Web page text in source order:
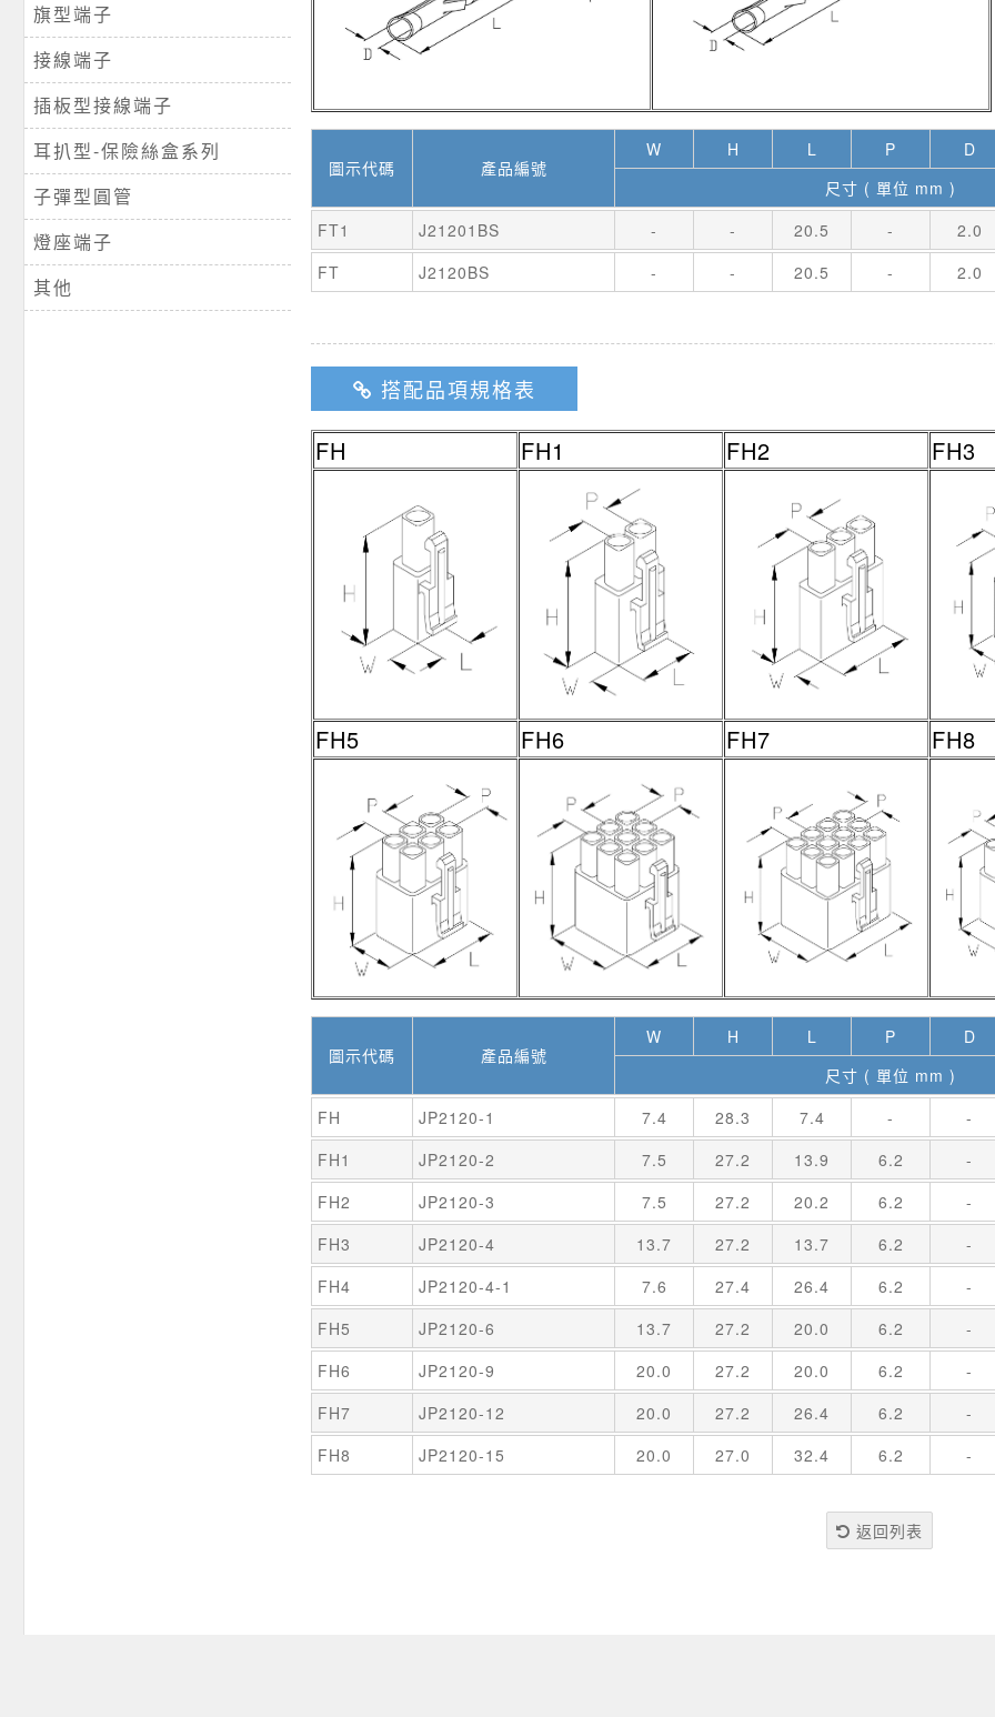
旗型端子
接線端子
插板型接線端子
耳扒型-保險絲盒系列
子彈型圓管
燈座端子
其他
圖示代碼 產品編號
W H L P D
尺寸 ( 單位 mm )
FT1
J21201BS - - 20.5 - 2.0
FT
J2120BS - - 20.5 - 2.0
搭配品項規格表
FH FH1 FH2 FH3
FH5 FH6 FH7 FH8
圖示代碼 產品編號
W H L P D
尺寸 ( 單位 mm )
FH
JP2120-1 7.4 28.3 7.4 - -
FH1
JP2120-2 7.5 27.2 13.9 6.2 -
FH2
JP2120-3 7.5 27.2 20.2 6.2 -
FH3
JP2120-4 13.7 27.2 13.7 6.2 -
FH4
JP2120-4-1 7.6 27.4 26.4 6.2 -
FH5
JP2120-6 13.7 27.2 20.0 6.2 -
FH6
JP2120-9 20.0 27.2 20.0 6.2 -
FH7
JP2120-12 20.0 27.2 26.4 6.2 -
FH8
JP2120-15 20.0 27.0 32.4 6.2 -
返回列表